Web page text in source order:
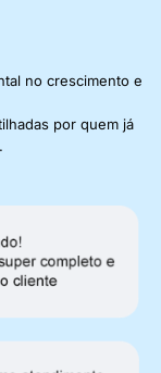
no crescimento e
por quem já